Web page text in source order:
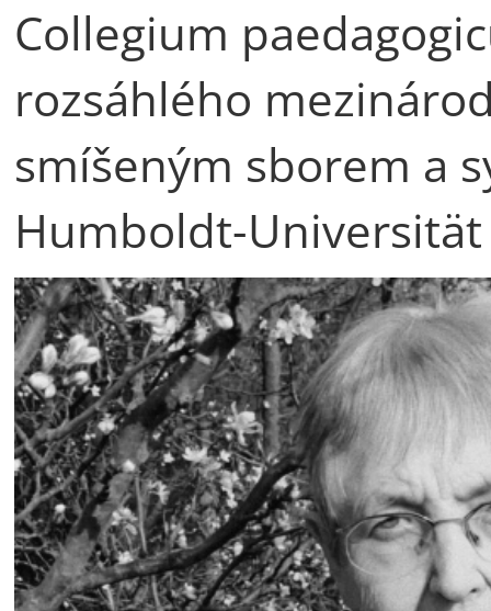
Collegium
rozsáhlého
smíšeným sborem a
Humboldt-